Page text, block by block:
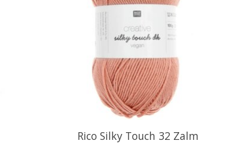
Rico Silky Touch 32 Zalm